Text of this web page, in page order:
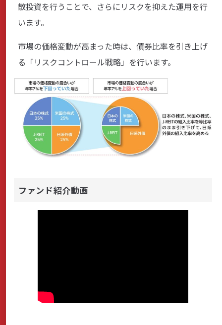
散投資を行うことで、さらにリスクを抑えた運用を行
います。
市場の価格変動が高まった時は、債券比率を引き上げ
る「リスクコントロール戦略」を行います。
ファンド紹介動画